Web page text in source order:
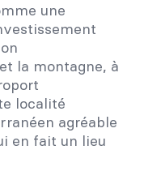
une
la montagne, à
localité
agréable
en fait un lieu